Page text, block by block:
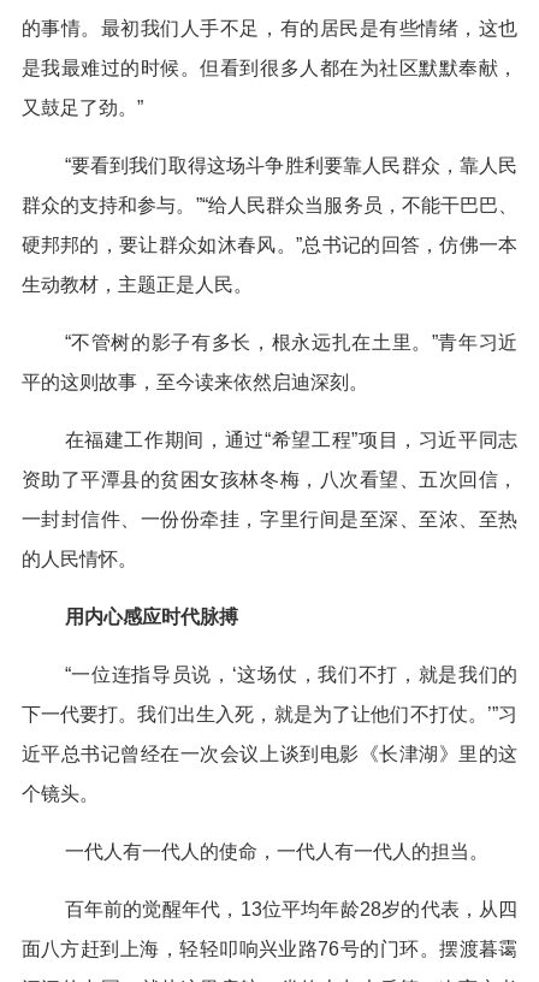
的事情。最初我们人手不足，有的居民是有些情绪，这也
是我最难过的时候。但看到很多人都在为社区默默奉献，
又鼓足了劲。”
“要看到我们取得这场斗争胜利要靠人民群众，靠人民
群众的支持和参与。”“给人民群众当服务员，不能干巴巴、
硬邦邦的，要让群众如沐春风。”总书记的回答，仿佛一本
生动教材，主题正是人民。
“不管树的影子有多长，根永远扎在土里。”青年习近
平的这则故事，至今读来依然启迪深刻。
在福建工作期间，通过“希望工程”项目，习近平同志
资助了平潭县的贫困女孩林冬梅，八次看望、五次回信，
一封封信件、一份份牵挂，字里行间是至深、至浓、至热
的人民情怀。
用内心感应时代脉搏
“一位连指导员说，‘这场仗，我们不打，就是我们的
下一代要打。我们出生入死，就是为了让他们不打仗。’”习
近平总书记曾经在一次会议上谈到电影《长津湖》里的这
个镜头。
一代人有一代人的使命，一代人有一代人的担当。
百年前的觉醒年代，13位平均年龄28岁的代表，从四
面八方赶到上海，轻轻叩响兴业路76号的门环。摆渡暮霭